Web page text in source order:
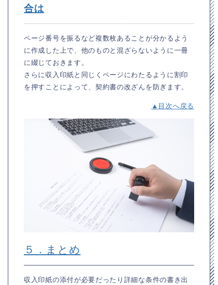
合は
ページ番号を振るなど複数枚あることが分かるよう
に作成した上で、他のものと混ざらないように一冊
に綴じておきます。
さらに収入印紙と同じくページにわたるように割印
を押すことによって、契約書の改ざんを防ぎます。
▲目次へ戻る
５．まとめ
収入印紙の添付が必要だったり詳細な条件の書き出